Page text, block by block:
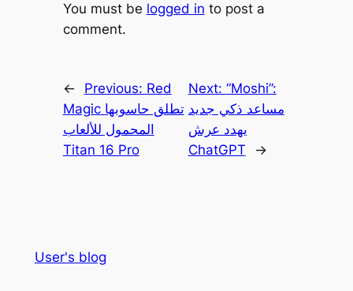
You must be logged in to post a
comment.
← Previous: Red
Magic تطلق حاسوبها
المحمول للألعاب
Titan 16 Pro
Next: “Moshi”:
مساعد ذكي جديد
يهدد عرش
ChatGPT
→
User's blog